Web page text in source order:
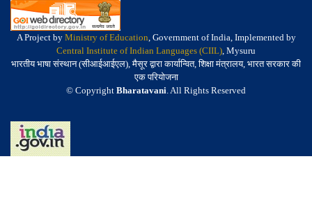
A Project by Ministry of Education, Government of India, Implemented by
Central Institute of Indian Languages (CIIL), Mysuru
भारतीय भाषा संस्थान (सीआईआईएल), मैसूर द्वारा कार्यान्वित, शिक्षा मंत्रालय, भारत सरकार की
एक परियोजना
© Copyright Bharatavani. All Rights Reserved